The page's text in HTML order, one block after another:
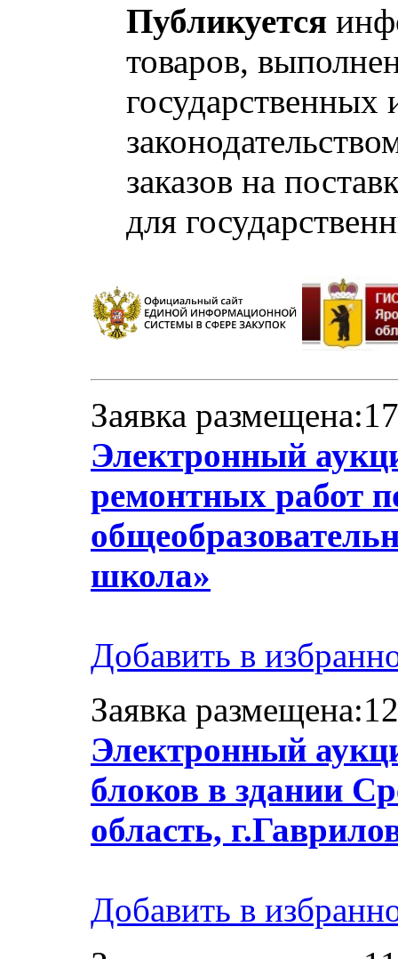
Публикуется
товаров,
заказов на
для
Заявка
Электронный
ремонтных работ
школа»
Добавить в
Заявка
Электронный
блоков в здании
область,
Добавить в